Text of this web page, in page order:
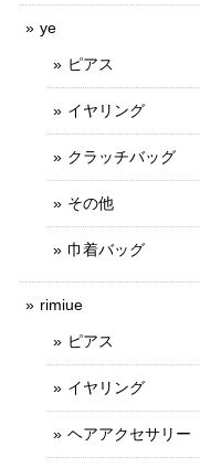
ye
ピアス
イヤリング
クラッチバッグ
その他
巾着バッグ
rimiue
ピアス
イヤリング
ヘアアクセサリー